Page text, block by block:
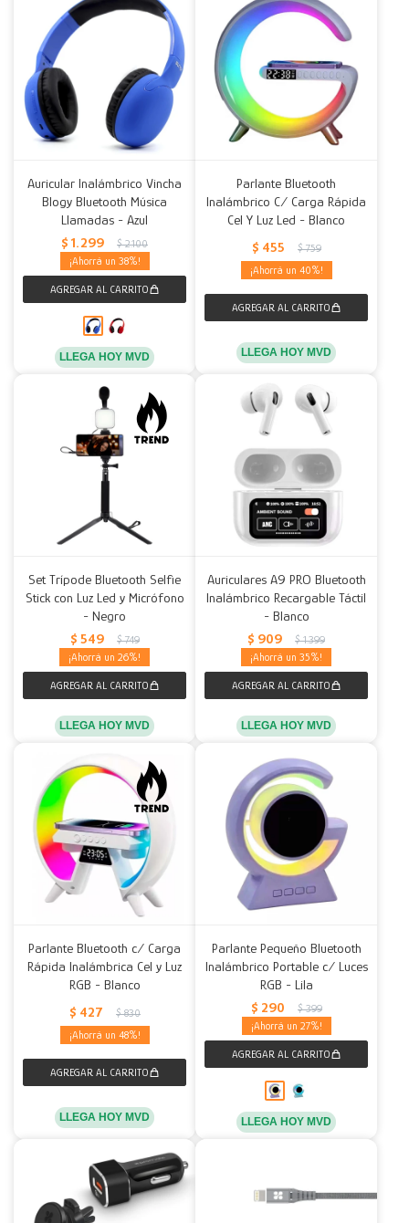
Auricular Inalámbrico Vincha
Blogy Bluetooth Música
Llamadas - Azul
$ 1.299 $ 2.100
38
LLEGA HOY MVD
Parlante Bluetooth
Inalámbrico C/ Carga Rápida
Cel Y Luz Led - Blanco
$ 455 $ 759
40
LLEGA HOY MVD
Set Trípode Bluetooth Selfie
Stick con Luz Led y Micrófono
- Negro
$ 549 $ 749
26
LLEGA HOY MVD
Auriculares A9 PRO Bluetooth
Inalámbrico Recargable Táctil
- Blanco
$ 909 $ 1.399
35
LLEGA HOY MVD
Parlante Bluetooth c/ Carga
Rápida Inalámbrica Cel y Luz
RGB - Blanco
$ 427 $ 830
48
LLEGA HOY MVD
Parlante Pequeño Bluetooth
Inalámbrico Portable c/ Luces
RGB - Lila
$ 290 $ 399
27
LLEGA HOY MVD